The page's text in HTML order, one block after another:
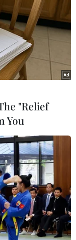
#Đỗ Hùng Dũng
"Relief
You